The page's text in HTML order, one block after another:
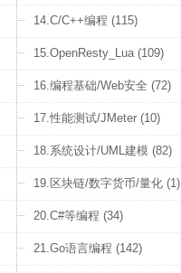
14.C/C++编程 (115)
15.OpenResty_Lua (109)
16.编程基础/Web安全 (72)
17.性能测试/JMeter (10)
18.系统设计/UML建模 (82)
19.区块链/数字货币/量化 (1)
20.C#等编程 (34)
21.Go语言编程 (142)